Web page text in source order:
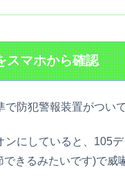
スマホから確認
防犯警報装置がついて
ンにしていると、105
きるみたいです)で威